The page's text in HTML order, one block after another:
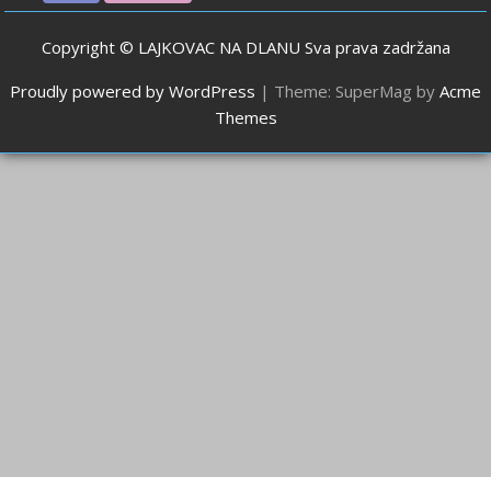
Copyright © LAJKOVAC NA DLANU Sva prava zadržana
Proudly powered by WordPress | Theme: SuperMag by Acme
Themes